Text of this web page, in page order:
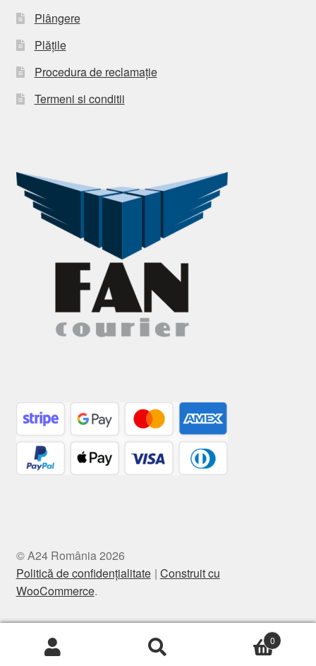
Plângere
Plățile
Procedura de reclamație
Termeni si conditii
© A24 România 2026
Politică de confidențialitate Construit cu
WooCommerce.
0